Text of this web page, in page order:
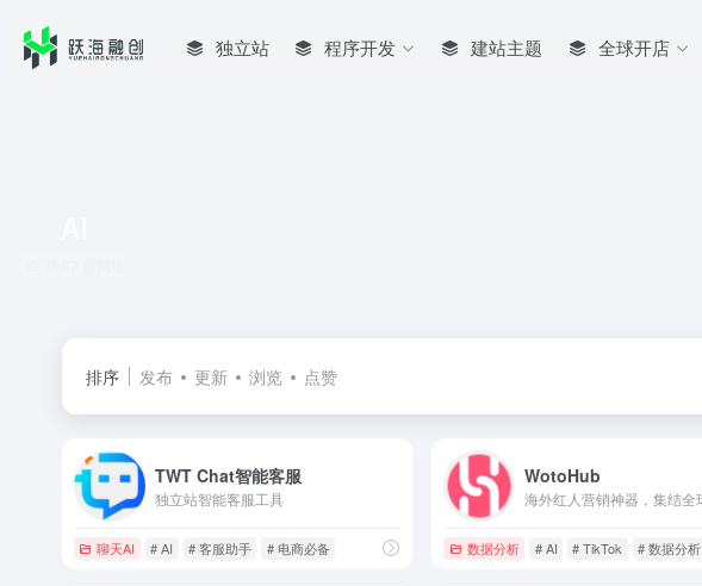
独立站 程序开发 建站主题 全球开店
排序 发布 更新 浏览 点赞
TWT Chat智能客服
独立站智能客服工具
聊天AI # AI # 客服助手 # 电商必备
WotoHub
数据分析 # AI # TikTok # 数据分析